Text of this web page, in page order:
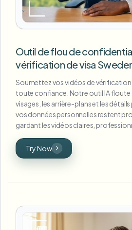
Outil de flou de
vérification de visa
Soumettez vos vidéos de vérification
toute confiance. Notre outil IA
visages, les arrière-plans et les
vos données personnelles restent
gardant les vidéos claires,
Try Now